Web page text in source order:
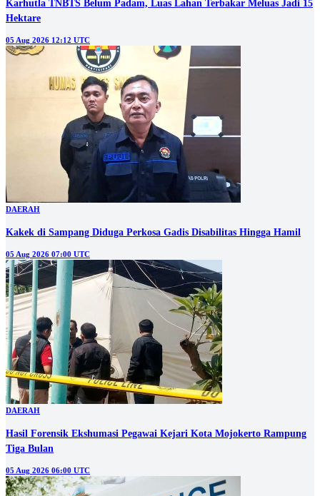
Karhutla TNBTS Belum Padam, Luas Lahan Terbakar Meluas Jadi 15
Hektare
05 Aug 2026 12:12 UTC
DAERAH
Kakek di Sampang Diduga Perkosa Gadis Disabilitas Hingga Hamil
05 Aug 2026 07:00 UTC
DAERAH
Hasil Forensik Ekshumasi Pegawai Kejari Kota Mojokerto Rampung
Tiga Bulan
05 Aug 2026 06:00 UTC